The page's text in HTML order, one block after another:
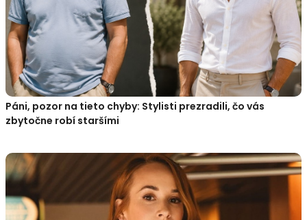
Páni, pozor na tieto chyby: Stylisti prezradili, čo vás
zbytočne robí staršími